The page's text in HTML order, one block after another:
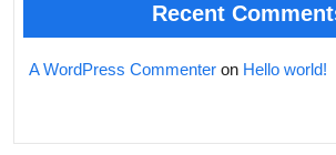
Recent
A WordPress Commenter on Hello world!